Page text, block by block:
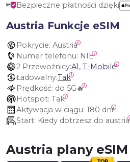
Bezpieczne płatności dzięki
Austria Funkcje eSIM
Pokrycie: Austria
Numer telefonu: NIE
2 Przewoźnicy:A1, T-Mobile
Ładowalny:Tak
Prędkość: do 5G🔥
Hotspot: Tak
Aktywacja w ciągu: 180 dni
Start: Kiedy dotrzesz do austria
Austria plany eSIM